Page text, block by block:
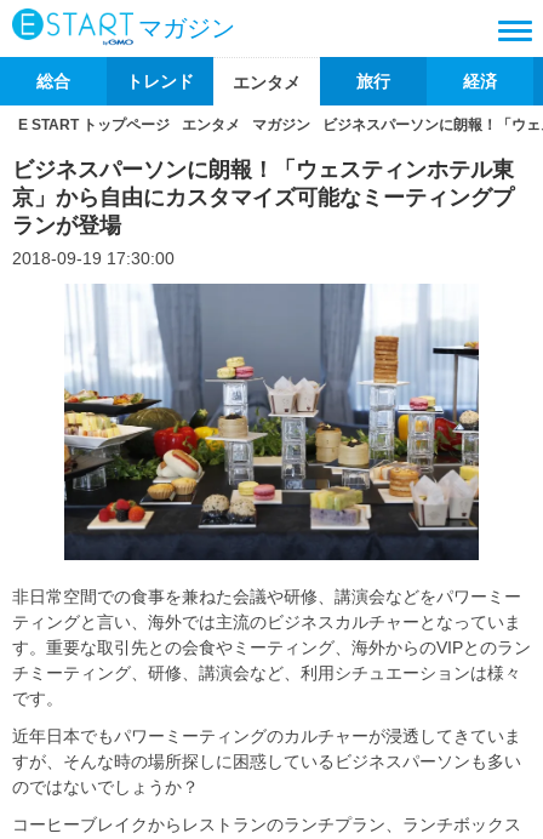
マガジン
総合 トレンド エンタメ 旅行 経済
E START トップページ エンタメ マガジン ビジネスパーソンに朗報！「ウ
ビジネスパーソンに朗報！「ウェスティンホテル東
京」から自由にカスタマイズ可能なミーティングプ
ランが登場
2018-09-19 17:30:00
非日常空間での食事を兼ねた会議や研修、講演会などをパワーミー
ティングと言い、海外では主流のビジネスカルチャーとなっていま
す。重要な取引先との会食やミーティング、海外からのVIPとのラン
チミーティング、研修、講演会など、利用シチュエーションは様々
です。
近年日本でもパワーミーティングのカルチャーが浸透してきていま
すが、そんな時の場所探しに困惑しているビジネスパーソンも多い
のではないでしょうか？
コーヒーブレイクからレストランのランチプラン、ランチボックス